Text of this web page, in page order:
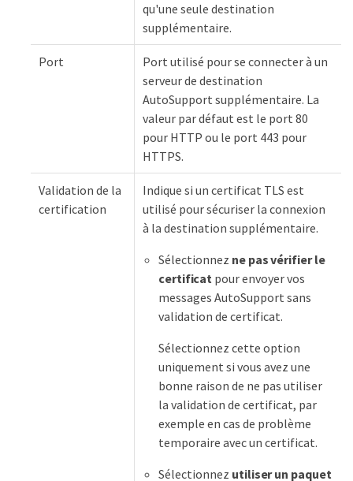
qu'une seule destination
supplémentaire.
Port
Port utilisé pour se connecter à un
serveur de destination
AutoSupport supplémentaire. La
valeur par défaut est le port 80
pour HTTP ou le port 443 pour
HTTPS.
Validation de la
certification
Indique si un certificat TLS est
utilisé pour sécuriser la connexion
à la destination supplémentaire.
Sélectionnez ne pas vérifier le
certificat pour envoyer vos
messages AutoSupport sans
validation de certificat.
Sélectionnez cette option
uniquement si vous avez une
bonne raison de ne pas utiliser
la validation de certificat, par
exemple en cas de problème
temporaire avec un certificat.
Sélectionnez utiliser un paquet